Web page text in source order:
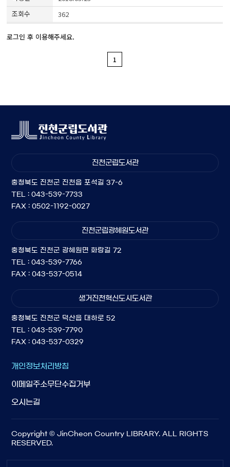
362
로그인 후 이용해주세요.
1
진천군립도서관
충청북도 진천군 진천읍 포석길 37-6
TEL : 043-539-7733
FAX : 0502-1192-0027
진천군립광혜원도서관
충청북도 진천군 광혜원면 화랑길 72
TEL : 043-539-7766
FAX : 043-537-0514
생거진천혁신도시도서관
충청북도 진천군 덕산읍 대하로 52
TEL : 043-539-7790
FAX : 043-537-0329
개인정보처리방침
이메일주소무단수집거부
오시는길
Copyright © JinCheon Country LIBRARY. ALL RIGHTS
RESERVED.